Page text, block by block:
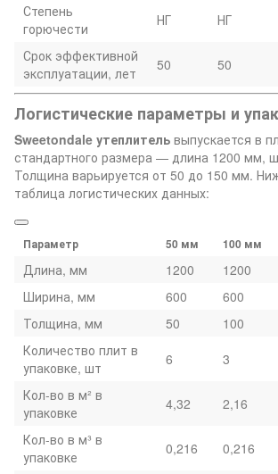
Степень
горючести
НГ НГ
Срок эффективной
эксплуатации, лет
50 50
Логистические параметры и
Sweetondale утеплитель выпускается в
стандартного размера — длина 1200 мм,
Толщина варьируется от 50 до 150 мм.
таблица логистических данных:
Параметр 50 мм 100 мм
Длина, мм 1200 1200
Ширина, мм
600 600
Толщина, мм
50 100
Количество плит в
упаковке, шт
6 3
Кол-во в м² в
упаковке
4,32 2,16
Кол-во в м³ в
упаковке
0,216 0,216